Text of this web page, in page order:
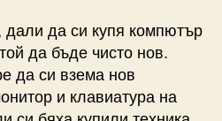
да си купя компютър
да бъде чисто нов.
да си взема нов
и клавиатура на